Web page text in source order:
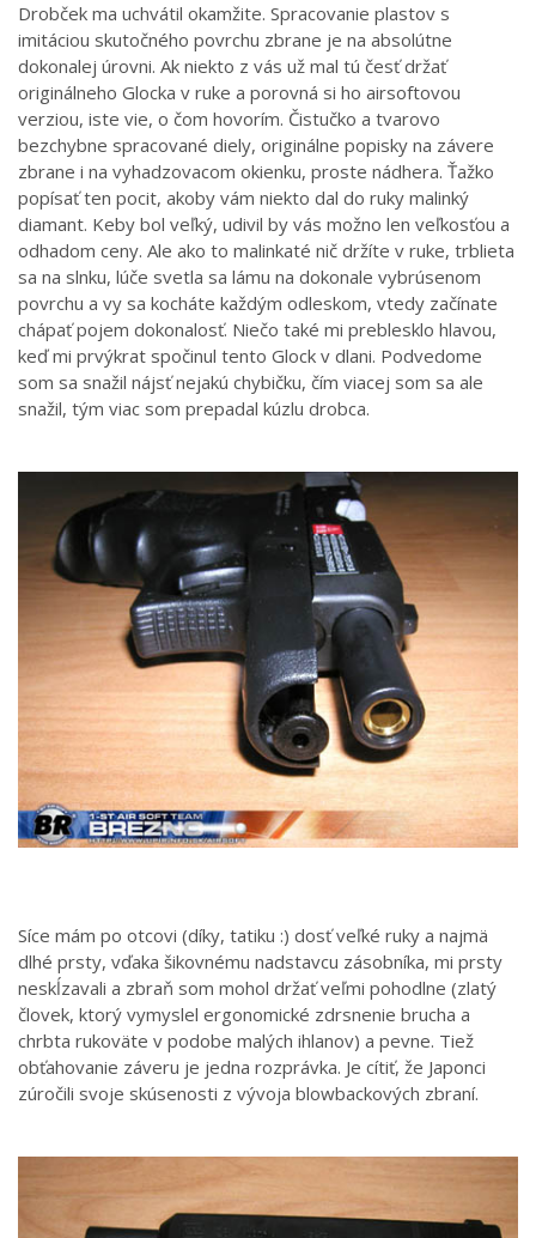
Drobček ma uchvátil okamžite. Spracovanie plastov s
imitáciou skutočného povrchu zbrane je na absolútne
dokonalej úrovni. Ak niekto z vás už mal tú česť držať
originálneho Glocka v ruke a porovná si ho airsoftovou
verziou, iste vie, o čom hovorím. Čistučko a tvarovo
bezchybne spracované diely, originálne popisky na závere
zbrane i na vyhadzovacom okienku, proste nádhera. Ťažko
popísať ten pocit, akoby vám niekto dal do ruky malinký
diamant. Keby bol veľký, udivil by vás možno len veľkosťou a
odhadom ceny. Ale ako to malinkaté nič držíte v ruke, trblieta
sa na slnku, lúče svetla sa lámu na dokonale vybrúsenom
povrchu a vy sa kocháte každým odleskom, vtedy začínate
chápať pojem dokonalosť. Niečo také mi preblesklo hlavou,
keď mi prvýkrat spočinul tento Glock v dlani. Podvedome
som sa snažil nájsť nejakú chybičku, čím viacej som sa ale
snažil, tým viac som prepadal kúzlu drobca.
Síce mám po otcovi (díky, tatiku :) dosť veľké ruky a najmä
dlhé prsty, vďaka šikovnému nadstavcu zásobníka, mi prsty
neskĺzavali a zbraň som mohol držať veľmi pohodlne (zlatý
človek, ktorý vymyslel ergonomické zdrsnenie brucha a
chrbta rukoväte v podobe malých ihlanov) a pevne. Tiež
obťahovanie záveru je jedna rozprávka. Je cítiť, že Japonci
zúročili svoje skúsenosti z vývoja blowbackových zbraní.